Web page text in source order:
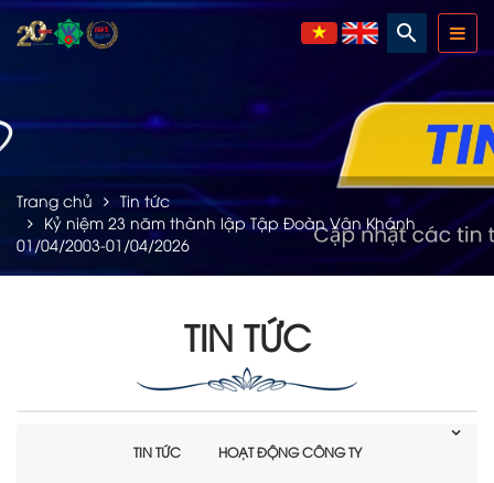
search
Trang chủ
Tin tức
Kỷ niệm 23 năm thành lập Tập Đoàn Vân Khánh
01/04/2003-01/04/2026
TIN TỨC
TIN TỨC HOẠT ĐỘNG CÔNG TY